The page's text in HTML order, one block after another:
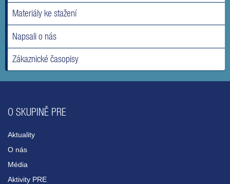
Materiály ke stažení
Napsali o nás
Zákaznické časopisy
O SKUPINĚ PRE
Aktuality
O nás
Média
Aktivity PRE